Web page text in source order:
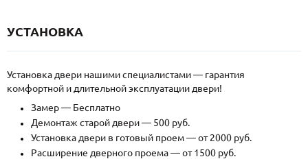
УСТАНОВКА
Установка двери нашими специалистами — гарантия
комфортной и длительной эксплуатации двери!
Замер — Бесплатно
Демонтаж старой двери — 500 руб.
Установка двери в готовый проем — от 2000 руб.
Расширение дверного проема — от 1500 руб.